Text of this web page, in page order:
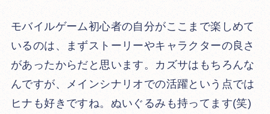
モバイルゲーム初心者の自分がここまで楽しめて
いるのは、まずストーリーやキャラクターの良さ
があったからだと思います。カズサはもちろんな
んですが、メインシナリオでの活躍という点では
ヒナも好きですね。ぬいぐるみも持ってます(笑)